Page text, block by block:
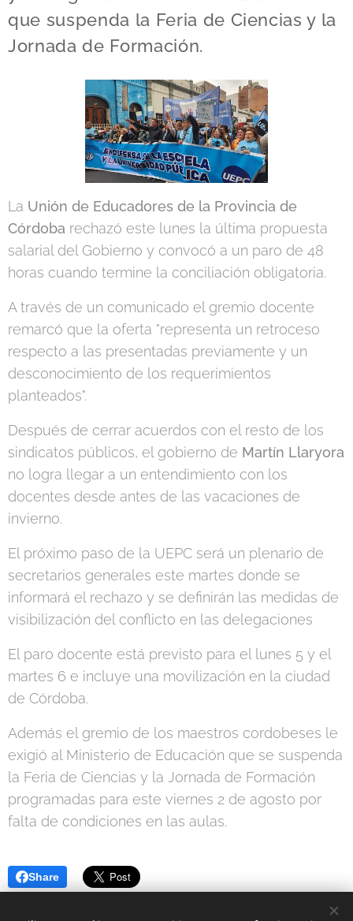
que suspenda la Feria de Ciencias y la
Jornada de Formación.
La Unión de Educadores de la Provincia de
Córdoba rechazó este lunes la última propuesta
salarial del Gobierno y convocó a un paro de 48
horas cuando termine la conciliación obligatoria.
A través de un comunicado el gremio docente
remarcó que la oferta "representa un retroceso
respecto a las presentadas previamente y un
desconocimiento de los requerimientos
planteados".
Después de cerrar acuerdos con el resto de los
sindicatos públicos, el gobierno de Martín Llaryora
no logra llegar a un entendimiento con los
docentes desde antes de las vacaciones de
invierno.
El próximo paso de la UEPC será un plenario de
secretarios generales este martes donde se
informará el rechazo y se definirán las medidas de
visibilización del conflicto en las delegaciones
El paro docente está previsto para el lunes 5 y el
martes 6 e incluye una movilización en la ciudad
de Córdoba.
Además el gremio de los maestros cordobeses le
exigió al Ministerio de Educación que se suspenda
la Feria de Ciencias y la Jornada de Formación
programadas para este viernes 2 de agosto por
falta de condiciones en las aulas.
Share